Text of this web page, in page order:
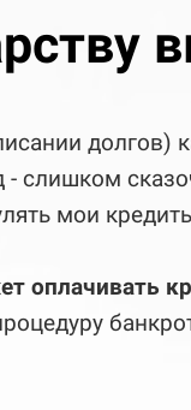
долгов)
- слишком
мои
оплачивать